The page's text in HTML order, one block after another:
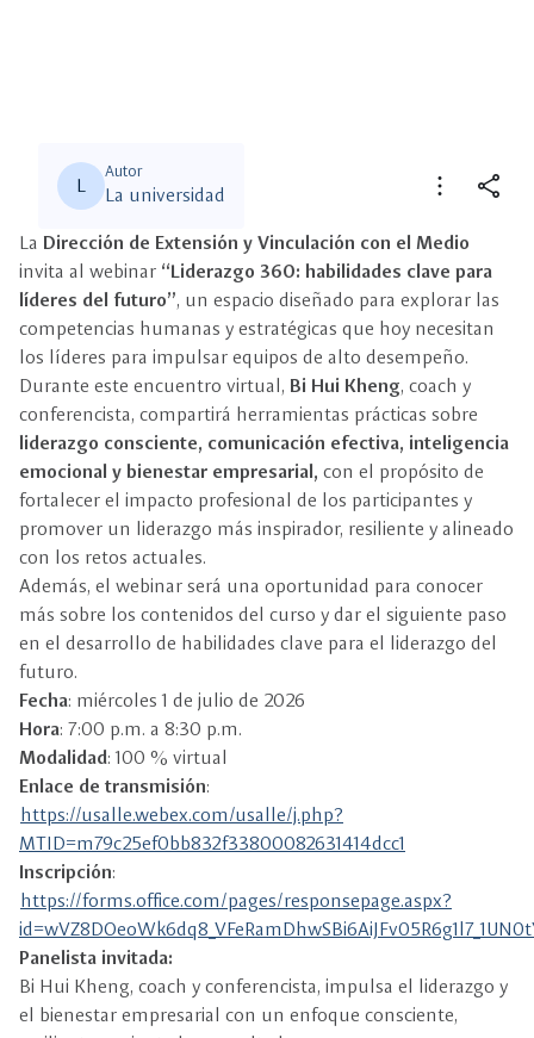
L
Autor
La universidad more_vert share
Compartir close
Seleccione un filtro close
descriptionDescripción
view_carouselMultimedia
La Dirección de Extensión y Vinculación con el Medio
invita al webinar “Liderazgo 360: habilidades clave para
líderes del futuro”, un espacio diseñado para explorar las
competencias humanas y estratégicas que hoy necesitan
los líderes para impulsar equipos de alto desempeño.
Durante este encuentro virtual, Bi Hui Kheng, coach y
conferencista, compartirá herramientas prácticas sobre
liderazgo consciente, comunicación efectiva, inteligencia
emocional y bienestar empresarial, con el propósito de
fortalecer el impacto profesional de los participantes y
promover un liderazgo más inspirador, resiliente y alineado
con los retos actuales.
Además, el webinar será una oportunidad para conocer
más sobre los contenidos del curso y dar el siguiente paso
en el desarrollo de habilidades clave para el liderazgo del
futuro.
Fecha: miércoles 1 de julio de 2026
Hora: 7:00 p.m. a 8:30 p.m.
Modalidad: 100 % virtual
Enlace de transmisión:
https://usalle.webex.com/usalle/j.php?
MTID=m79c25ef0bb832f33800082631414dcc1
Inscripción:
https://forms.office.com/pages/responsepage.aspx?
Panelista invitada:
Bi Hui Kheng, coach y conferencista, impulsa el liderazgo y
el bienestar empresarial con un enfoque consciente,